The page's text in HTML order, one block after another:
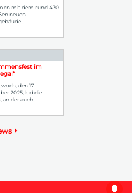
mit dem rund 470
neuen
im
den 17.
2025, lud die
an der auch...